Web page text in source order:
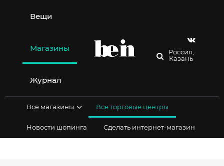
содержимому
Вещи
Магазины
Журнал
Россия,
Казань
Все магазины Все торговые центры
Новости шопинга Сделать интернет-магазин